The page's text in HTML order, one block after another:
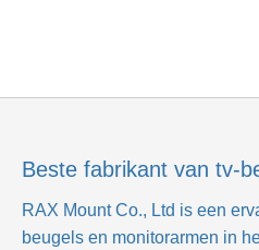
Beste fabrikant van tv-
RAX Mount Co., Ltd is een
beugels en monitorarmen in